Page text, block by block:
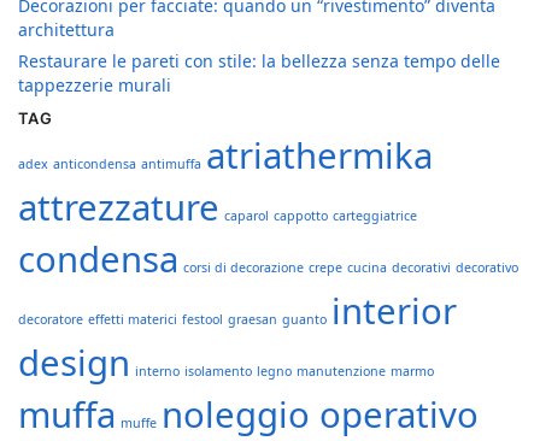
Decorazioni per facciate: quando un “rivestimento” diventa
architettura
Restaurare le pareti con stile: la bellezza senza tempo delle
tappezzerie murali
TAG
adex anticondensa antimuffa atriathermika
attrezzature caparol cappotto carteggiatrice
condensa corsi di decorazione crepe cucina decorativi decorativo
decoratore effetti materici festool graesan guanto interior
design interno isolamento legno manutenzione marmo
muffa muffe noleggio operativo